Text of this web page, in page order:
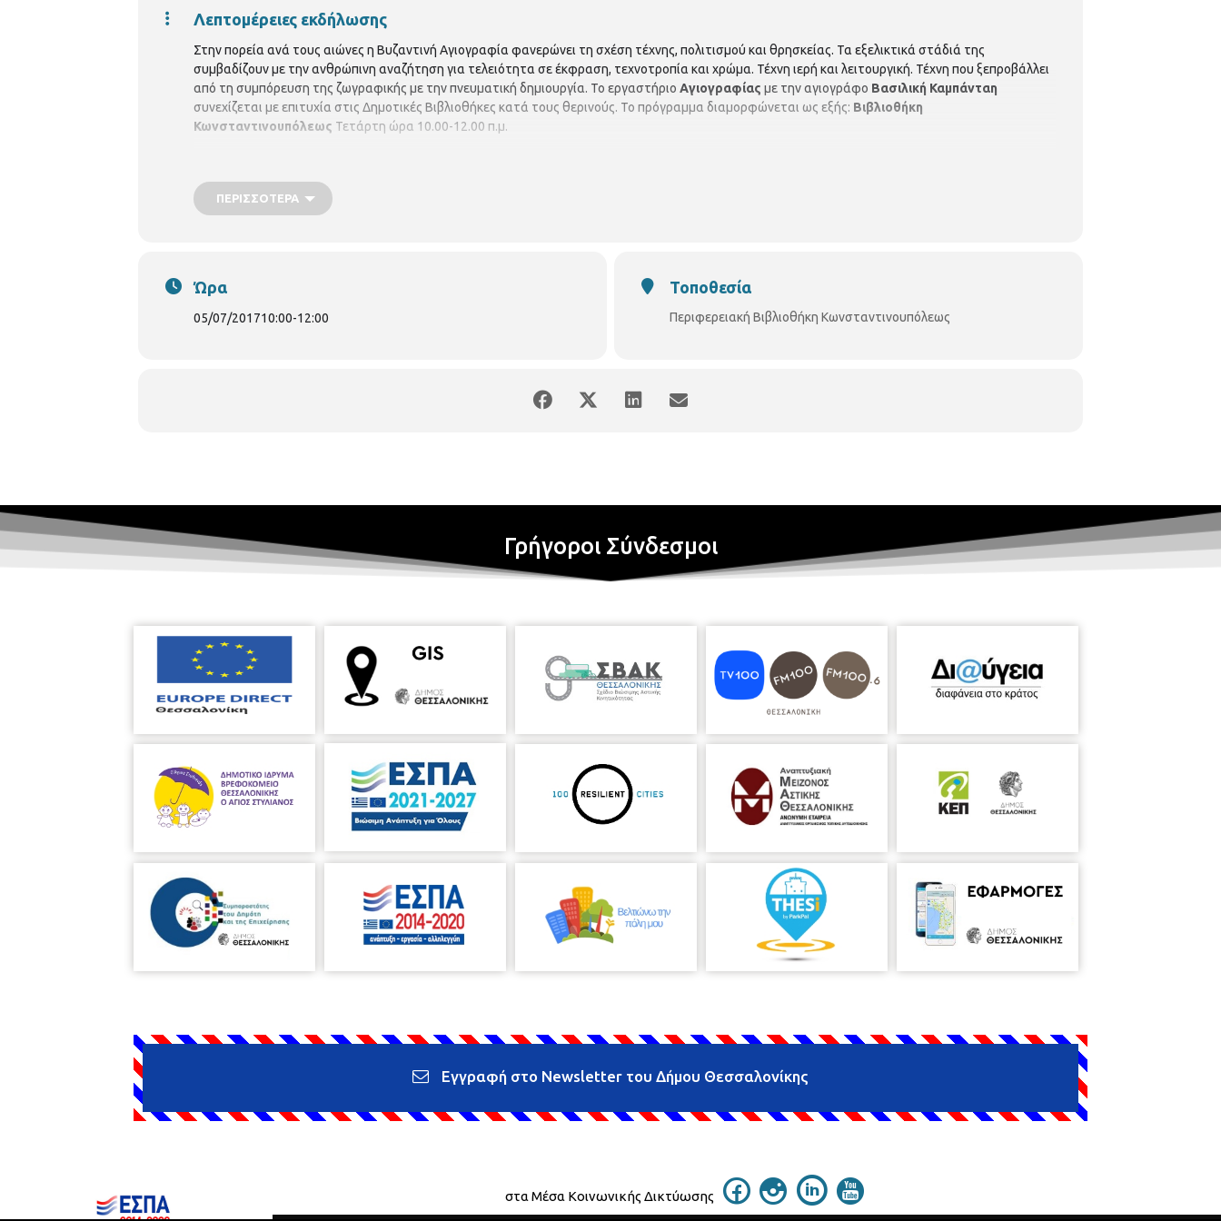
Λεπτομέρειες εκδήλωσης
Στην πορεία ανά τους αιώνες η Βυζαντινή Αγιογραφία φανερώνει τη σχέση τέχνης, πολιτισμού και θρησκείας. Τα εξελικτικά στάδιά της
συμβαδίζουν με την ανθρώπινη αναζήτηση για τελειότητα σε έκφραση, τεχνοτροπία και χρώμα. Τέχνη ιερή και λειτουργική. Τέχνη που ξεπροβάλλει
από τη συμπόρευση της ζωγραφικής με την πνευματική δημιουργία. Το εργαστήριο Αγιογραφίας με την αγιογράφο Βασιλική Καμπάνταη
συνεχίζεται με επιτυχία στις Δημοτικές Βιβλιοθήκες κατά τους θερινούς. Το πρόγραμμα διαμορφώνεται ως εξής: Βιβλιοθήκη
Κωνσταντινουπόλεως Τετάρτη ώρα 10.00-12.00 π.μ.
ΠΕΡΙΣΣΌΤΕΡΑ
Ώρα
05/07/201710:00-12:00
Τοποθεσία
Περιφερειακή Βιβλιοθήκη Κωνσταντινουπόλεως
Γρήγοροι Σύνδεσμοι
Εγγραφή στο Newsletter του Δήμου Θεσσαλονίκης
στα Μέσα Κοινωνικής Δικτύωσης